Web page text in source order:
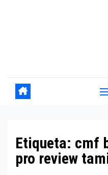
Etiqueta: cmf
pro review